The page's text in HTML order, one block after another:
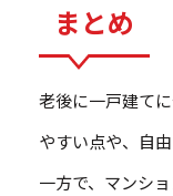
まとめ
老後に一戸建て
やすい点や、自
一方で、マンシ